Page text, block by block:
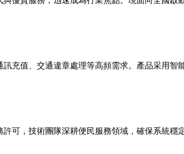
充值、交通違章處理等高頻需求。產品采用
可，技術團隊深耕便民服務領域，確保系統